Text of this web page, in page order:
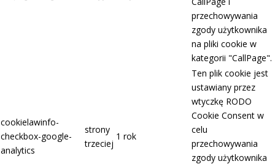
przechowywania
zgody użytkownika
na pliki cookie w
kategorii "CallPage".
cookielawinfo-
checkbox-google-
analytics
strony
trzeciej
1 rok
Ten plik cookie jest
ustawiany przez
wtyczkę RODO
Cookie Consent w
celu
przechowywania
zgody użytkownika